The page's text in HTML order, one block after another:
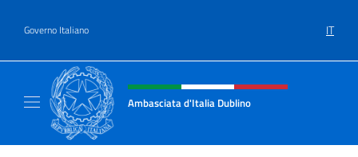
Governo Italiano IT
Intestazione sito, social e menù
Ambasciata d'Italia Dublino